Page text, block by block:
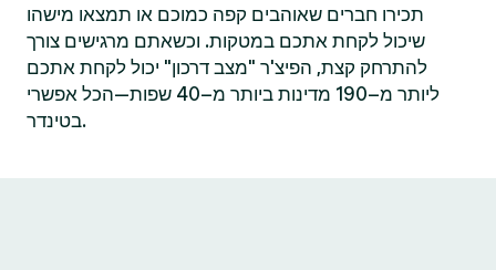
תכירו חברים שאוהבים קפה כמוכם או תמצאו מישהו
שיכול לקחת אתכם במטקות. וכשאתם מרגישים צורך
להתרחק קצת, הפיצ'ר "מצב דרכון" יכול לקחת אתכם
ליותר מ–190 מדינות ביותר מ–40 שפות—הכל אפשרי
בטינדר.